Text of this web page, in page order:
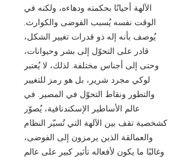
الآلهة أحيانًا بحكمته ودهاءه، ولكنه في
الوقت نفسه يُسبب الفوضى والكوارث.
يُوصف بأنه إله ذو قدرات تغيير الشكل،
قادر على التحوّل إلى بشر وحيوانات،
وحتى إلى أجناس مختلفة. لذلك، لا يُعتبر
لوكي مجرد شرير، بل هو رمز للتغيير
والتطور ونقاط التحوّل في المصير. في
عالم الأساطير الإسكندنافية، يُصوّر
كشخصية تقف بين الآلهة التي تُسيّر النظام
والعمالقة الذين يرمزون إلى الفوضى،
وغالبًا ما يكون لأفعاله تأثير كبير على عالم